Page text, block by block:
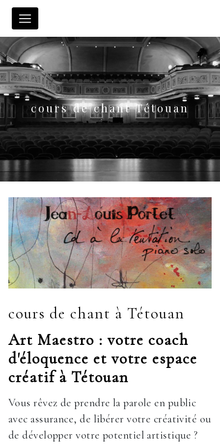
Panneau de gestion des cookies
cours de chant Tétouan
cours de chant à Tétouan
Art Maestro : votre coach
d'éloquence et votre espace
créatif à Tétouan
Vous rêvez de prendre la parole en public
avec assurance, de libérer votre créativité ou
de développer votre potentiel artistique ?